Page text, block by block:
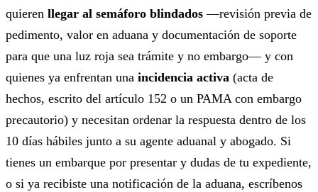
quieren llegar al semáforo blindados —revisión previa de
pedimento, valor en aduana y documentación de soporte
para que una luz roja sea trámite y no embargo— y con
quienes ya enfrentan una incidencia activa (acta de
hechos, escrito del artículo 152 o un PAMA con embargo
precautorio) y necesitan ordenar la respuesta dentro de los
10 días hábiles junto a su agente aduanal y abogado. Si
tienes un embarque por presentar y dudas de tu expediente,
o si ya recibiste una notificación de la aduana, escríbenos